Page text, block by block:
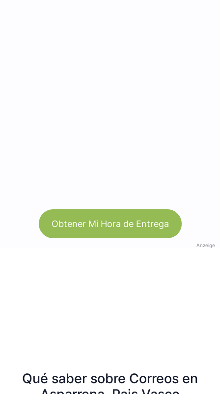
Obtener Mi Hora de Entrega
Anzeige
Qué saber sobre Correos en